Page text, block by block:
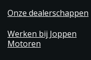
Onze dealerschappen
Werken bij Joppen
Motoren